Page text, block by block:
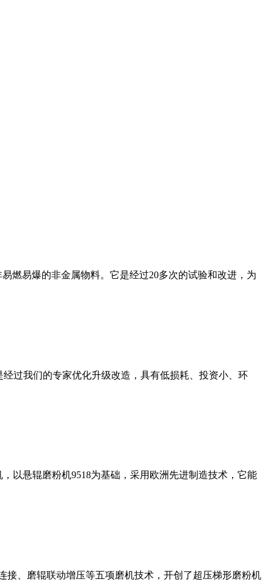
燃易爆的非金属物料。它是经过20多次的试验和改进，为
过我们的专家优化升级改造，具有低损耗、投资小、环
以悬辊磨粉机9518为基础，采用欧洲先进制造技术，它能
、磨辊联动增压等五项磨机技术，开创了超压梯形磨粉机